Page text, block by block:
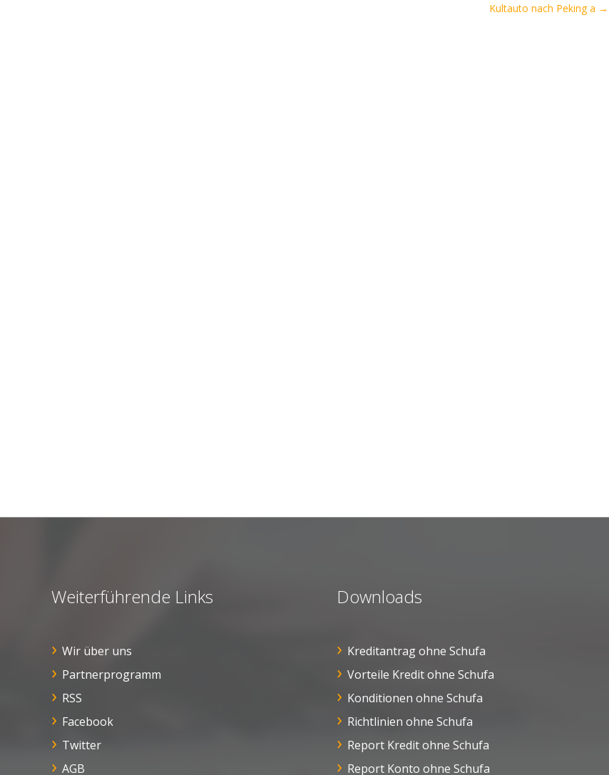
Kultauto nach Peking a →
Weiterführende Links
Wir über uns
Partnerprogramm
RSS
Facebook
Twitter
AGB
Downloads
Kreditantrag ohne Schufa
Vorteile Kredit ohne Schufa
Konditionen ohne Schufa
Richtlinien ohne Schufa
Report Kredit ohne Schufa
Report Konto ohne Schufa